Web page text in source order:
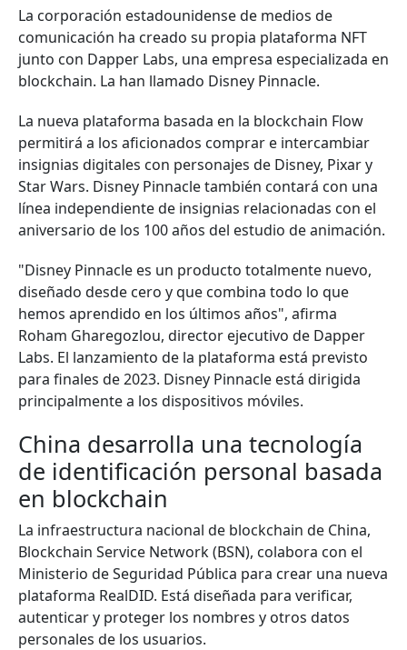
La corporación estadounidense de medios de
comunicación ha creado su propia plataforma NFT
junto con Dapper Labs, una empresa especializada en
blockchain. La han llamado Disney Pinnacle.
La nueva plataforma basada en la blockchain Flow
permitirá a los aficionados comprar e intercambiar
insignias digitales con personajes de Disney, Pixar y
Star Wars. Disney Pinnacle también contará con una
línea independiente de insignias relacionadas con el
aniversario de los 100 años del estudio de animación.
"Disney Pinnacle es un producto totalmente nuevo,
diseñado desde cero y que combina todo lo que
hemos aprendido en los últimos años", afirma
Roham Gharegozlou, director ejecutivo de Dapper
Labs. El lanzamiento de la plataforma está previsto
para finales de 2023. Disney Pinnacle está dirigida
principalmente a los dispositivos móviles.
China desarrolla una tecnología
de identificación personal basada
en blockchain
La infraestructura nacional de blockchain de China,
Blockchain Service Network (BSN), colabora con el
Ministerio de Seguridad Pública para crear una nueva
plataforma RealDID. Está diseñada para verificar,
autenticar y proteger los nombres y otros datos
personales de los usuarios.